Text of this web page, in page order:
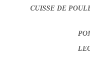
CUISSE DE